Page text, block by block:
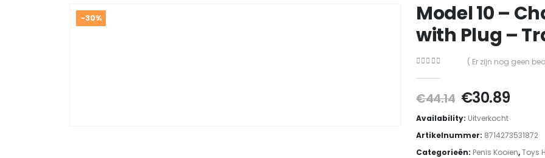
-30%
Model 10 –
with Plug –
( Er zijn nog geen
€44.14
prijs
was:
€44.14.
€30.89
Availability: Uitverkocht
Artikelnummer: 8714273531872
Categorieën: Penis Kooien,Toys